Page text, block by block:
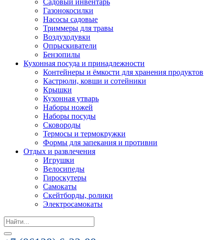
Садовый инвентарь
Газонокосилки
Насосы садовые
Триммеры для травы
Воздуходувки
Опрыскиватели
Бензопилы
Кухонная посуда и принадлежности
Контейнеры и ёмкости для хранения продуктов
Кастрюли, ковши и сотейники
Крышки
Кухонная утварь
Наборы ножей
Наборы посуды
Сковороды
Термосы и термокружки
Формы для запекания и противни
Отдых и развлечения
Игрушки
Велосипеды
Гироскутеры
Самокаты
Скейтборды, ролики
Электросамокаты
Search
for: